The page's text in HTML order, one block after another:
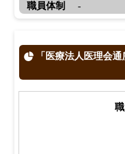
職員体制
-
「医療法人医理会